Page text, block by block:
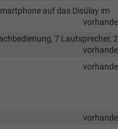
auf das Disülay im
7 Lautsprecher, 2